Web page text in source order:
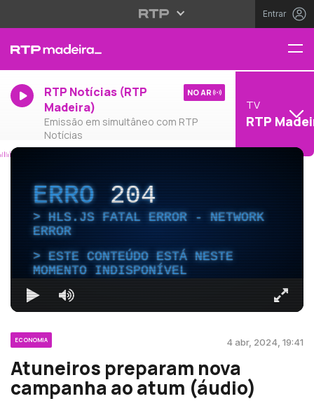
Entrar
RTP Notícias (RTP
Madeira)
Emissão em simultâneo com RTP
Notícias
NO AR
TV
RTP
ERRO204
HLS.JS FATAL ERROR - NETWORK
ERROR
ESTE CONTEÚDO ESTÁ NESTE
MOMENTO INDISPONÍVEL
ECONOMIA 4 abr, 2024, 19:41
Atuneiros preparam nova
campanha ao atum (áudio)